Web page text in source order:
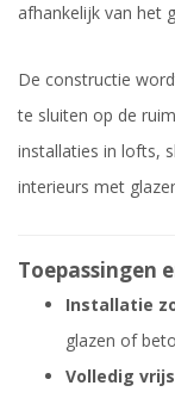
afhankelijk van het
De constructie
te sluiten op de
installaties in lofts,
interieurs met
Toepassingen
Installatie
glazen of
Volledig